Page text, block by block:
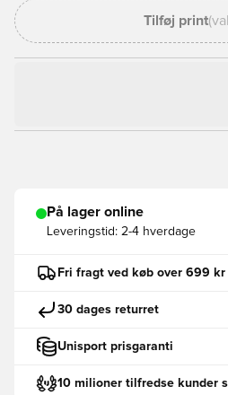
Tilføj print
På lager online
Leveringstid: 2-4 hverdage
Fri fragt ved køb over 699 kr
30 dages returret
Unisport prisgaranti
10 milioner tilfredse kunder